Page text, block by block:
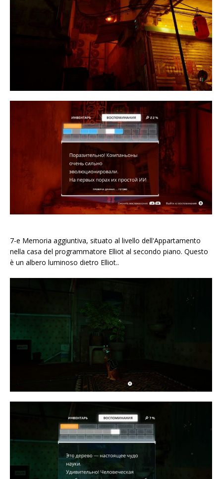
7-e Memoria aggiuntiva, situato al livello dell'Appartamento
nella casa del programmatore Elliot al secondo piano. Questo
è un albero luminoso dietro Elliot..